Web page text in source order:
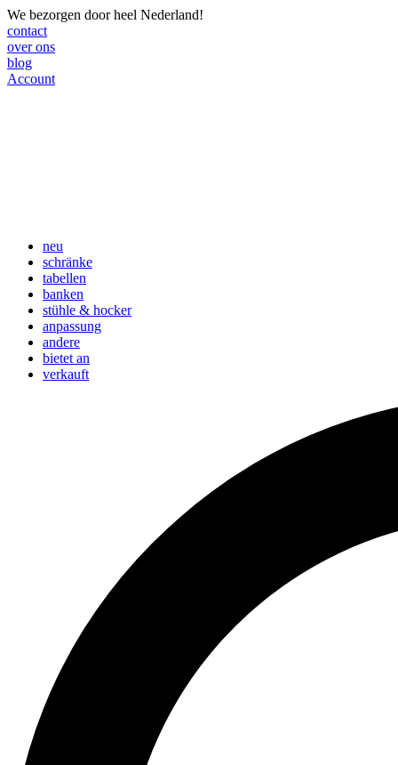
We bezorgen door heel Nederland!
contact
over ons
blog
Account
neu
schränke
tabellen
banken
stühle & hocker
anpassung
andere
bietet an
verkauft